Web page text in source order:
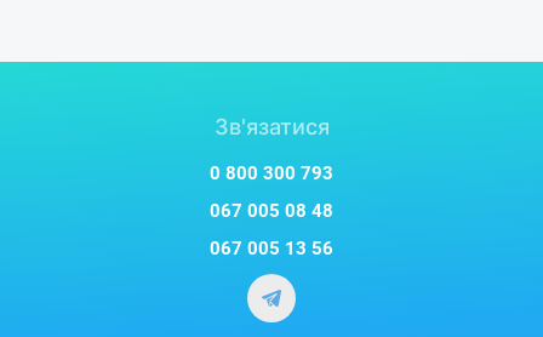
Зв'язатися
0 800 300 793
067 005 08 48
067 005 13 56